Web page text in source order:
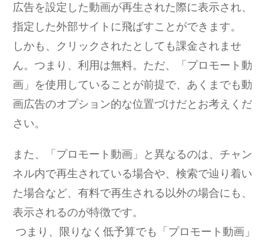
広告を設定した動画が再生された際に表示され、
指定した外部サイトに飛ばすことができます。
しかも、クリックされたとしても課金されませ
ん。つまり、利用は無料。ただ、「プロモート動
画」を使用していることが前提で、あくまでも動
画広告のオプション的な位置づけだとお考えくだ
さい。
また、「プロモート動画」と異なるのは、チャン
ネル内で再生されている場合や、検索で辿り着い
た場合など、有料で再生される以外の場合にも、
表示されるのが特徴です。
つまり、限りなく低予算でも「プロモート動画」